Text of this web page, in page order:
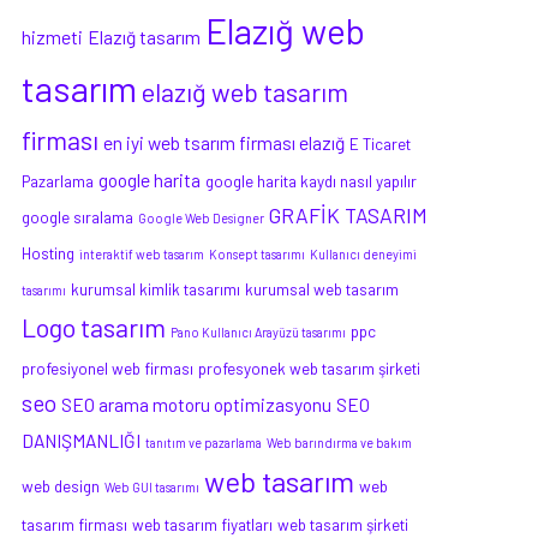
hizmeti Elazığ tasarım Elazığ web
tasarım elazığ web tasarım
firması en iyi web tsarım firması elazığ E Ticaret
Pazarlama google harita google harita kaydı nasıl yapılır
google sıralama Google Web Designer GRAFİK TASARIM
Hosting interaktif web tasarım Konsept tasarımı Kullanıcı deneyimi
tasarımı kurumsal kimlik tasarımı kurumsal web tasarım
Logo tasarım Pano Kullanıcı Arayüzü tasarımı ppc
profesiyonel web firması profesyonek web tasarım şirketi
seo SEO arama motoru optimizasyonu SEO
DANIŞMANLIĞI tanıtım ve pazarlama Web barındırma ve bakım
web design Web GUI tasarımı web tasarım web
tasarım firması web tasarım fiyatları web tasarım şirketi